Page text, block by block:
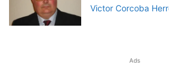
Victor Corcoba
Ads